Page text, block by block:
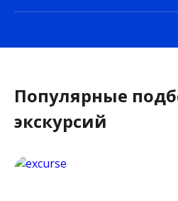
Популярные
экскурсий